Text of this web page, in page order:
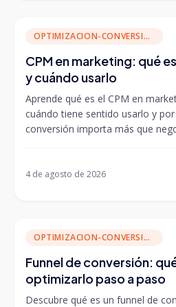
OPTIMIZACION-CONVERSION
CPM en marketing: qué
y cuándo usarlo
Aprende qué es el CPM en
cuándo tiene sentido usarlo y
conversión importa más que
4 de agosto de 2026
OPTIMIZACION-CONVERSION
Funnel de conversión:
optimizarlo paso a paso
Descubre qué es un funnel de